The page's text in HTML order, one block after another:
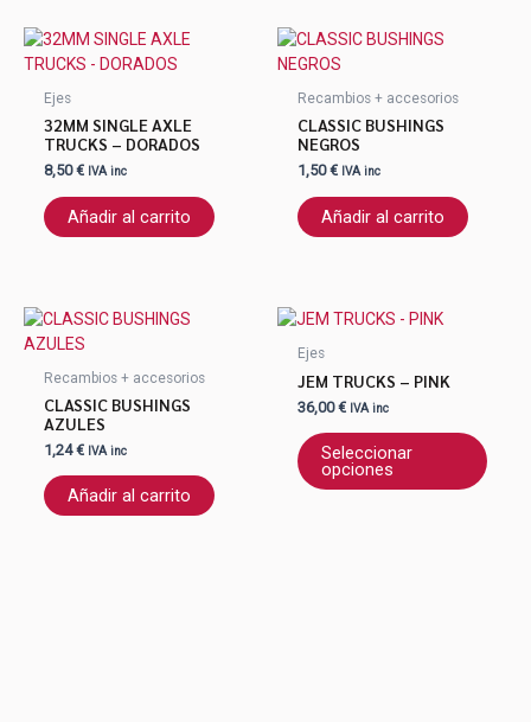
Ejes
32MM SINGLE AXLE
TRUCKS – DORADOS
8,50€ IVA inc
Añadir al carrito
Recambios + accesorios
CLASSIC BUSHINGS
NEGROS
1,50€ IVA inc
Añadir al carrito
Recambios + accesorios
CLASSIC BUSHINGS
AZULES
1,24€ IVA inc
Añadir al carrito
Ejes
JEM TRUCKS – PINK
36,00€ IVA inc
Seleccionar
opciones